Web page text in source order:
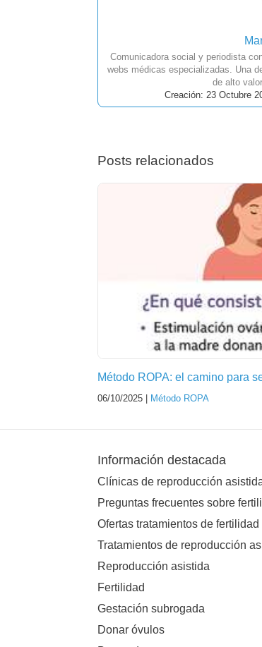
Comunicadora social y periodista
webs médicas especializadas. Una
de alto
Creación: 23 Octubre
Posts relacionados
Método ROPA: el camino para
06/10/2025 | Método ROPA
Información destacada
Clínicas de reproducción
Preguntas frecuentes sobre
Ofertas tratamientos de fertilidad
Tratamientos de reproducción
Reproducción asistida
Fertilidad
Gestación subrogada
Donar óvulos